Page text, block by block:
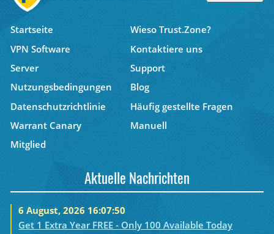
Startseite
Wieso Trust.Zone?
VPN Software
Kontaktiere uns
Server
Support
Nutzungsbedingungen
Blog
Datenschutzrichtlinie
Häufig gestellte Fragen
Warrant Canary
Manuell
Mitglied
Aktuelle Nachrichten
6 August, 2026 16:07:50
Get 1 Extra Year FREE - Only 100 Available Today